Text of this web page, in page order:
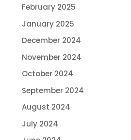
February 2025
January 2025
December 2024
November 2024
October 2024
September 2024
August 2024
July 2024